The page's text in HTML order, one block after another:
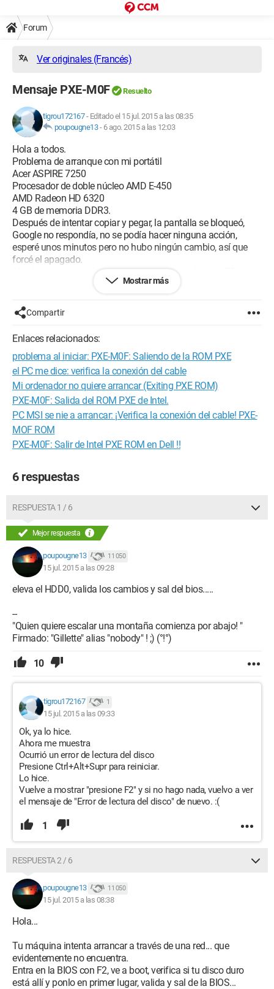
Forum
Ver originales (Francés)
Mensaje PXE-M0F Resuelto
tigrou172167- Editado el 15 jul. 2015 a las 08:35
poupougne13- 6 ago. 2015 a las 12:03
Hola a todos.
Problema de arranque con mi portátil
Acer ASPIRE 7250
Procesador de doble núcleo AMD E-450
AMD Radeon HD 6320
4 GB de memoria DDR3.
Después de intentar copiar y pegar, la pantalla se bloqueó,
Google no respondía, no se podía hacer ninguna acción,
esperé unos minutos pero no hubo ningún cambio, así que
forcé el apagado.
También aparece este mensaje,
Copyright (c) 1997-2000 Intel Corporation
For Atheros PCIE Ethernet Controller v2.0.2.7(11/02/10)
¡Verifique la conexión del cable!
PXE-M0F: Salida del ROM PXE de Intel.
No hay dispositivo de arranque -- inserte el disco de arranque y
presione cualquier tecla.
El disco duro fue cambiado hace aproximadamente 2 meses.
Y no encuentro el CD.
Gracias de antemano por su ayuda.
Mostrar más
Compartir
Enlaces relacionados:
problema al iniciar: PXE-M0F: Saliendo de la ROM PXE
el PC me dice: verifica la conexión del cable
Mi ordenador no quiere arrancar (Exiting PXE ROM)
PXE-M0F: Salida del ROM PXE de Intel.
PC MSI se nie a arrancar: ¡Verifica la conexión del cable! PXE-
MOF ROM
PXE-M0F: Salir de Intel PXE ROM en Dell !!
6 respuestas
RESPUESTA 1 / 6
Mejor respuesta
poupougne13 11 050
15 jul. 2015 a las 09:28
eleva el HDD0, valida los cambios y sal del bios.....
--
"Quien quiere escalar una montaña comienza por abajo! "
Firmado: "Gillette" alias "nobody" ! ;) (°!°)
10
tigrou172167 1
15 jul. 2015 a las 09:33
Ok, ya lo hice.
Ahora me muestra
Ocurrió un error de lectura del disco
Presione Ctrl+Alt+Supr para reiniciar.
Lo hice.
Vuelve a mostrar "presione F2" y si no hago nada, vuelvo a ver
el mensaje de "Error de lectura del disco" de nuevo. :(
1
RESPUESTA 2 / 6
poupougne13 11 050
15 jul. 2015 a las 08:38
Hola...
Tu máquina intenta arrancar a través de una red... que
evidentemente no encuentra.
Entra en la BIOS con F2, ve a boot, verifica si tu disco duro
está allí y ponlo en primer lugar, valida y sal de la BIOS...